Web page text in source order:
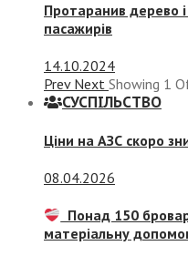
Протаранив дерево
пасажирів
14.10.2024
Prev Next Showing 1
СУСПIЛЬСТВО
Ціни на АЗС скоро
08.04.2026
Понад 150
матеріальну